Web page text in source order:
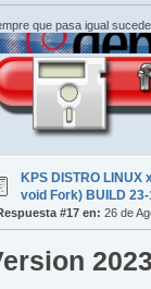
que pasa igual
KPS DISTRO LINUX
void Fork) BUILD
#17 en: 26 de